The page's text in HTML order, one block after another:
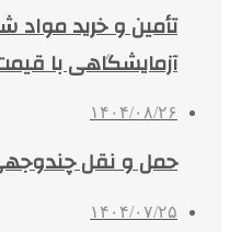
تأمین و خرید
آزمایشگاهی با
۱۴۰۴/۰۸/۲۶
حمل و نقل
۱۴۰۴/۰۷/۲۵